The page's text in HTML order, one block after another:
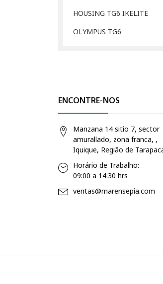
HOUSING TG6 IKELITE
OLYMPUS TG6
ENCONTRE-NOS
Manzana 14 sitio 7, sector
amurallado, zona franca, ,
Iquique, Região de
Horário de Trabalho:
09:00 a 14:30 hrs
ventas@marensepia.com